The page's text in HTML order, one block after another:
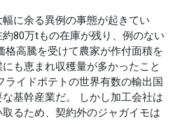
に余る異例の事態が起きてい
80万tもの在庫が残り、例のない
格高騰を受けて農家が作付面積を
も恵まれ収穫量が多かったこと
ライドポテトの世界有数の輸出国
基幹産業だ。 しかし加工会社は
るため、契約外のジャガイモは